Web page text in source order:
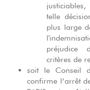
telle
plus large
préjudice
critères de
soit le Conseil
confirme l’arrêt